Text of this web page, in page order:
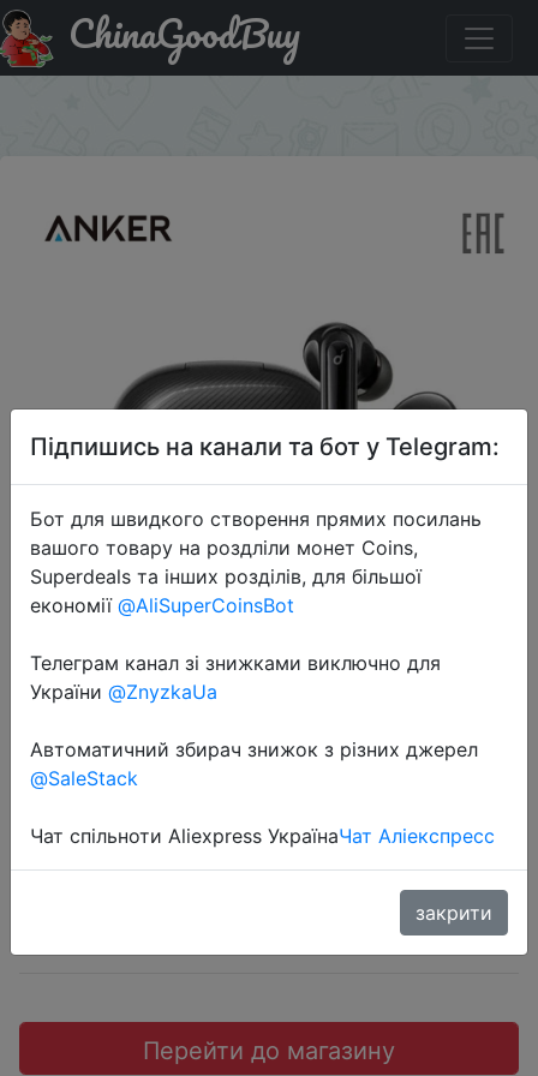
Придбати по акціи Наушники беспроводные Anker
Soundcore Life Note 3 NC
ChinaGoodBuy
2022-05-12
Наушники беспроводные Anker
Soundcore Life Note 3 NC
$79.38
Перейти до магазину
Підпишись на канали та бот у Telegram:
Бот для швидкого створення прямих посилань
вашого товару на роздліли монет Coins,
Superdeals та інших розділів, для більшої
економії @AliSuperCoinsBot
Телеграм канал зі знижками виключно для
України @ZnyzkaUa
Автоматичний збирач знижок з різних джерел
@SaleStack
Чат спільноти Aliexpress УкраїнаЧат Аліекспресс
закрити